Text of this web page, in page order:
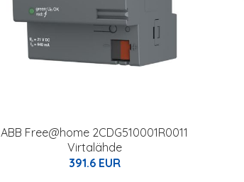
ABB Free@home 2CDG510001R0011
Virtalähde
391.6 EUR